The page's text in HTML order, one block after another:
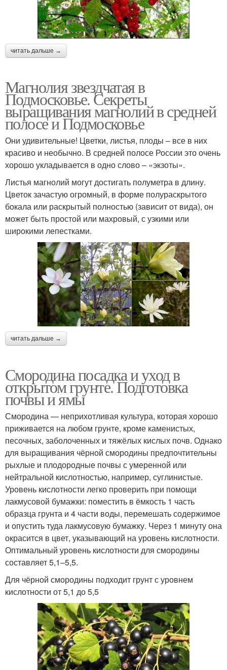
читать дальше →
Магнолия звездчатая в
Подмосковье. Секреты
выращивания магнолий в средней
полосе и Подмосковье
Они удивительные! Цветки, листья, плоды – все в них
красиво и необычно. В средней полосе России это очень
хорошо укладывается в одно слово – «экзоты».
Листья магнолий могут достигать полуметра в длину.
Цветок зачастую огромный, в форме полураскрытого
бокала или раскрытый полностью (зависит от вида), он
может быть простой или махровый, с узкими или
широкими лепестками.
читать дальше →
Смородина посадка и уход в
открытом грунте. Подготовка
почвы и ямы
Смородина — неприхотливая культура, которая хорошо
приживается на любом грунте, кроме каменистых,
песочных, заболоченных и тяжёлых кислых почв. Однако
для выращивания чёрной смородины предпочтительны
рыхлые и плодородные почвы с умеренной или
нейтральной кислотностью, например, суглинистые.
Уровень кислотности легко проверить при помощи
лакмусовой бумажки: поместить в ёмкость 1 часть
образца грунта и 4 части воды, перемешать содержимое
и опустить туда лакмусовую бумажку. Через 1 минуту она
окрасится в цвет, указывающий на уровень кислотности.
Оптимальный уровень кислотности для смородины
составляет 5,1–5,5.
Для чёрной смородины подходит грунт с уровнем
кислотности от 5,1 до 5,5